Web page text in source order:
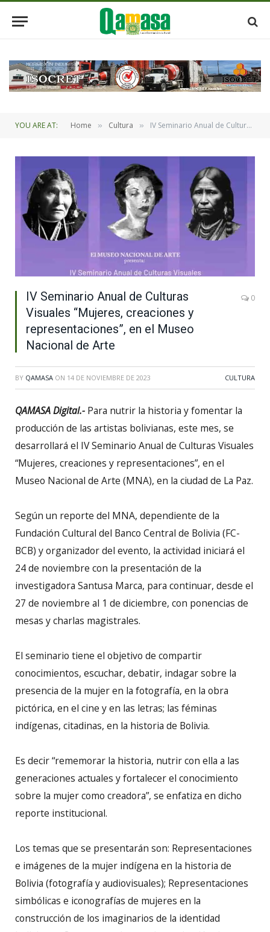
YOU ARE AT: Home » Cultura » IV Seminario Anual de Culturas Visuales “Mujeres, creaciones y representaciones”, en el Museo Nacional de Arte
IV Seminario Anual de Culturas
Visuales “Mujeres, creaciones y
representaciones”, en el Museo
Nacional de Arte
0
BY QAMASA ON 14 DE NOVIEMBRE DE 2023 CULTURA
QAMASA Digital.- Para nutrir la historia y fomentar la
producción de las artistas bolivianas, este mes, se
desarrollará el IV Seminario Anual de Culturas Visuales
“Mujeres, creaciones y representaciones”, en el
Museo Nacional de Arte (MNA), en la ciudad de La Paz.
Según un reporte del MNA, dependiente de la
Fundación Cultural del Banco Central de Bolivia (FC-
BCB) y organizador del evento, la actividad iniciará el
24 de noviembre con la presentación de la
investigadora Santusa Marca, para continuar, desde el
27 de noviembre al 1 de diciembre, con ponencias de
mesas y charlas magistrales.
El seminario tiene el objetivo de compartir
conocimientos, escuchar, debatir, indagar sobre la
presencia de la mujer en la fotografía, en la obra
pictórica, en el cine y en las letras; las féminas
indígenas, citadinas, en la historia de Bolivia.
Es decir “rememorar la historia, nutrir con ella a las
generaciones actuales y fortalecer el conocimiento
sobre la mujer como creadora”, se enfatiza en dicho
reporte institucional.
Los temas que se presentarán son: Representaciones
e imágenes de la mujer indígena en la historia de
Bolivia (fotografía y audiovisuales); Representaciones
simbólicas e iconografías de mujeres en la
construcción de los imaginarios de la identidad